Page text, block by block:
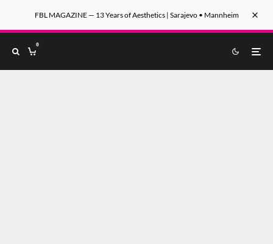
FBL MAGAZINE — 13 Years of Aesthetics | Sarajevo • Mannheim
0